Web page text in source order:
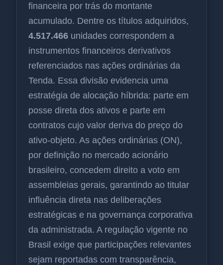
financeira por trás do montante
acumulado. Dentre os títulos adquiridos,
4.517.466 unidades correspondem a
instrumentos financeiros derivativos
referenciados nas ações ordinárias da
Tenda. Essa divisão evidencia uma
estratégia de alocação híbrida: parte em
posse direta dos ativos e parte em
contratos cujo valor deriva do preço do
ativo-objeto. As ações ordinárias (ON),
por definição no mercado acionário
brasileiro, concedem direito a voto em
assembleias gerais, garantindo ao titular
influência direta nas deliberações
estratégicas e na governança corporativa
da administrada. A regulação vigente no
Brasil exige que participações relevantes
sejam reportadas com transparência,